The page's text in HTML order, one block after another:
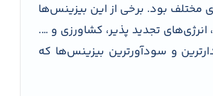
مختلف بود. برخی از این بیزینس‌ها
تجدید پذیر، کشاورزی و ….
و سودآورترین بیزینس‌ها که